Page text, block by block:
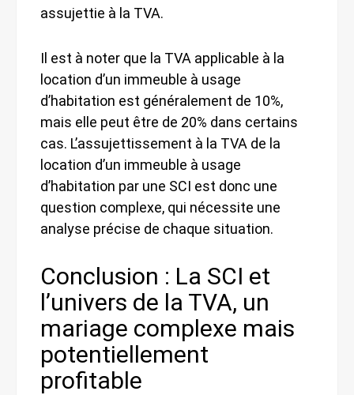
assujettie à la TVA.
Il est à noter que la TVA applicable à la
location d’un immeuble à usage
d’habitation est généralement de 10%,
mais elle peut être de 20% dans certains
cas. L’assujettissement à la TVA de la
location d’un immeuble à usage
d’habitation par une SCI est donc une
question complexe, qui nécessite une
analyse précise de chaque situation.
Conclusion : La SCI et
l’univers de la TVA, un
mariage complexe mais
potentiellement
profitable